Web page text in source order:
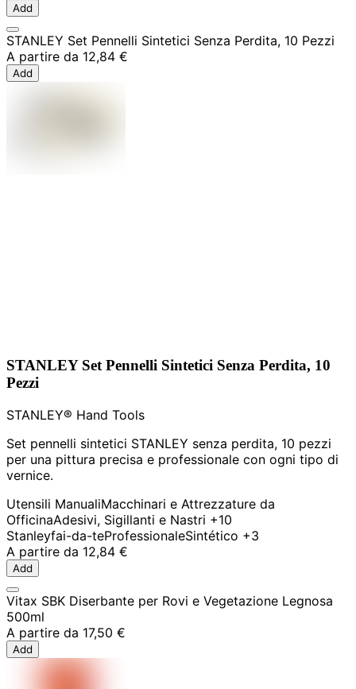
Add
STANLEY Set Pennelli Sintetici Senza Perdita, 10 Pezzi
A partire da 12,84 €
Add
STANLEY Set Pennelli Sintetici Senza Perdita, 10
Pezzi
STANLEY® Hand Tools
Set pennelli sintetici STANLEY senza perdita, 10 pezzi
per una pittura precisa e professionale con ogni tipo di
vernice.
Utensili ManualiMacchinari e Attrezzature da
OfficinaAdesivi, Sigillanti e Nastri +10
Stanleyfai-da-teProfessionaleSintético +3
A partire da 12,84 €
Add
Vitax SBK Diserbante per Rovi e Vegetazione Legnosa
500ml
A partire da 17,50 €
Add